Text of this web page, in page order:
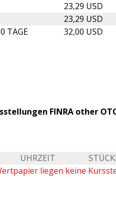
23,29 USD
23,29 USD
TAGE
32,00 USD
FINRA other
UHRZEIT
liegen keine